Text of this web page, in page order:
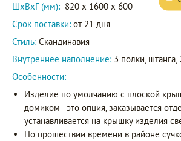
ШxВxГ (мм): 820 x 1600 x 600
Срок поставки: от 21 дня
Стиль: Скандинавия
Внутреннее наполнение: 3 полки,
Особенности:
Изделие по умолчанию с плоской
домиком - это опция, заказывается
устанавливается на крышку изделия
По прошествии времени в районе